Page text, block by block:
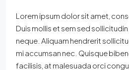
Lorem ipsum dolor sit amet,
Duis mollis et sem sed
neque. Aliquam hendrerit
mi accumsan nec. Quisque
facilisis, at malesuada orci